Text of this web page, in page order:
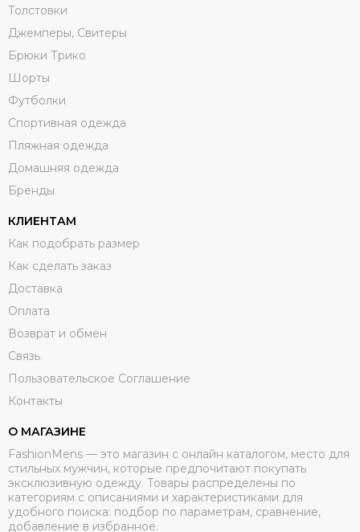
Толстовки
Джемперы, Свитеры
Брюки Трико
Шорты
Футболки
Спортивная одежда
Пляжная одежда
Домашняя одежда
Бренды
КЛИЕНТАМ
Как подобрать размер
Как сделать заказ
Доставка
Оплата
Возврат и обмен
Связь
Пользовательское Соглашение
Контакты
О МАГАЗИНЕ
FashionMens — это магазин с онлайн каталогом, место для
стильных мужчин, которые предпочитают покупать
эксклюзивную одежду. Товары распределены по
категориям с описаниями и характеристиками для
удобного поиска: подбор по параметрам, сравнение,
добавление в избранное.